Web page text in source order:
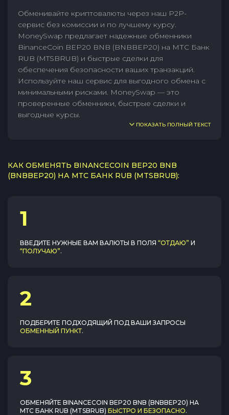
Обменивайте криптовалюты через наш P2P-
сервис без комиссии и по лучшему курсу.
MoneySwap предлагает надежные обменники
BinanceCoin BEP20 BNB (BNBBEP20) на МТС Банк
RUB (MTSBRUB) и быстрые сделки для
обеспечения безопасности ваших транзакций.
Используйте наш сервис для выгодного обмена с
минимальными рисками. MoneySwap — это
проверенные обменники, быстрые сделки и
выгодные курсы.
ПОКАЗАТЬ ПОЛНЫЙ ТЕКСТ
КАК ОБМЕНЯТЬ BINANCECOIN BEP20 BNB
(BNBBEP20) НА МТС БАНК RUB (MTSBRUB):
1
ВВЕДИТЕ НУЖНЫЕ ВАМ ВАЛЮТЫ В ПОЛЯ “ОТДАЮ” И
“ПОЛУЧАЮ”.
2
ПОДБЕРИТЕ ПОДХОДЯЩИЙ ПОД ВАШИ ЗАПРОСЫ
ОБМЕННЫЙ ПУНКТ.
3
ОБМЕНЯЙТЕ BINANCECOIN BEP20 BNB (BNBBEP20) НА
МТС БАНК RUB (MTSBRUB) БЫСТРО И БЕЗОПАСНО.